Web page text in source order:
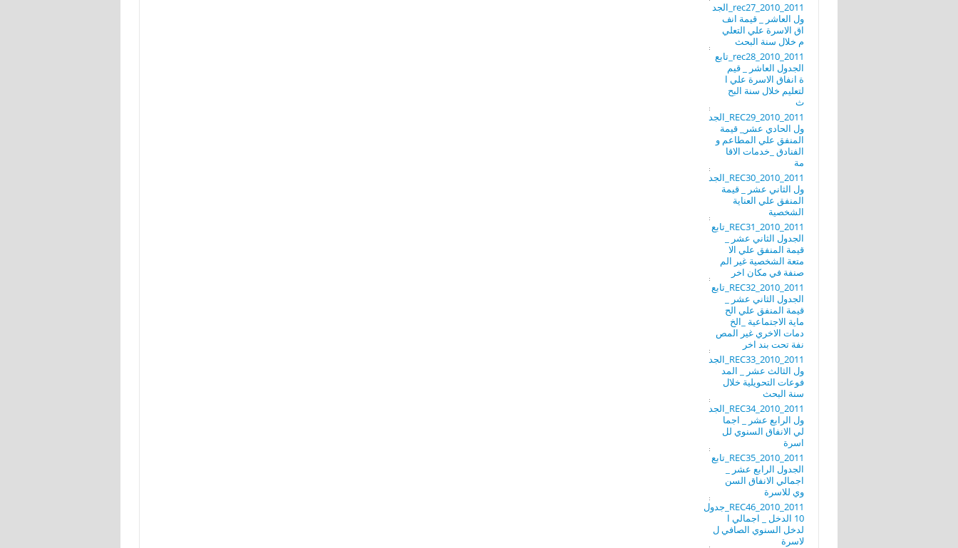
rec27_2010_2011_الجد
ول العاشر _ قيمة انف
اق الاسرة علي التعلي
م خلال سنة البحث
rec28_2010_2011_تابع
الجدول العاشر _ قيم
ة انفاق الاسرة علي ا
لتعليم خلال سنة البح
ث
REC29_2010_2011_الجد
ول الحادي عشر_ قيمة
المنفق علي المطاعم و
الفنادق _خدمات الاقا
مة
REC30_2010_2011_الجد
ول الثاني عشر _ قيمة
المنفق علي العناية
الشخصية
REC31_2010_2011_تابع
الجدول الثاني عشر _
قيمة المنفق علي الا
متعة الشخصية غير الم
صنفة في مكان اخر
REC32_2010_2011_تابع
الجدول الثاني عشر _
قيمة المنفق علي الح
ماية الاجتماعية _الخ
دمات الاخري غير المص
نفة تحت بند اخر
REC33_2010_2011_الجد
ول الثالث عشر _ المد
فوعات التحويلية خلال
سنة البحث
REC34_2010_2011_الجد
ول الرابع عشر _ اجما
لي الانفاق السنوي لل
اسرة
REC35_2010_2011_تابع
الجدول الرابع عشر _
اجمالي الانفاق السن
وي للاسرة
REC46_2010_2011_جدول
10 الدخل _ اجمالي ا
لدخل السنوي الصافي ل
لاسرة